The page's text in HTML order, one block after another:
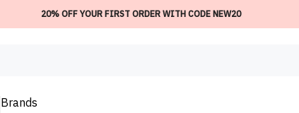
20% OFF YOUR FIRST ORDER WITH CODE NEW20
Brands